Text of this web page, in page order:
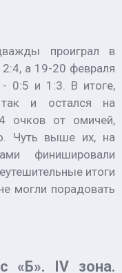
проиграл в
а 19-20 февраля
0:5 и 1:3. В итоге,
и остался на
очков от омичей,
Чуть выше их, на
финишировали
итоги
могли порадовать
«Б». IV зона.